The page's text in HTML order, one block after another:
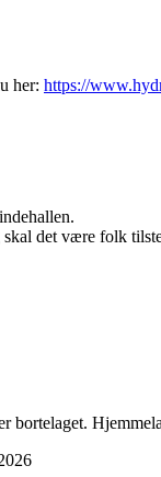
her: https://
det være folk
bortelaget.